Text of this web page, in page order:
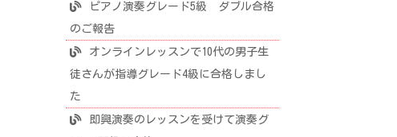
ピアノ演奏グレード5級 ダブル合格
のご報告
オンラインレッスンで10代の男子生
徒さんが指導グレード4級に合格しまし
た
即興演奏のレッスンを受けて演奏グ